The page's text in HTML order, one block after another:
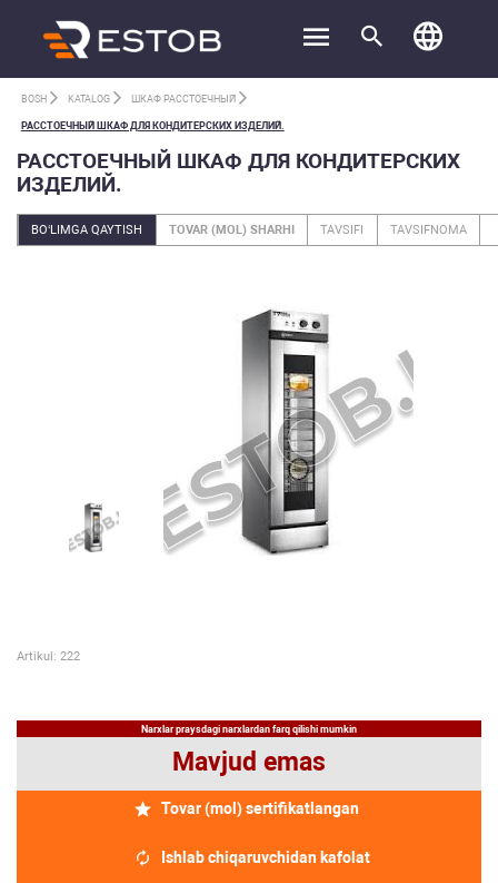
BOSH KATALOG ШКАФ РАССТОЕЧНЫЙ
РАССТОЕЧНЫЙ ШКАФ ДЛЯ КОНДИТЕРСКИХ ИЗДЕЛИЙ.
РАССТОЕЧНЫЙ ШКАФ ДЛЯ КОНДИТЕРСКИХ
ИЗДЕЛИЙ.
BO‘LIMGA QAYTISH TOVAR (MOL) SHARHI TAVSIFI TAVSIFNOMA
Artikul: 222
Narxlar praysdagi narxlardan farq qilishi mumkin
Mavjud emas
Tovar (mol) sertifikatlangan
Ishlab chiqaruvchidan kafolat